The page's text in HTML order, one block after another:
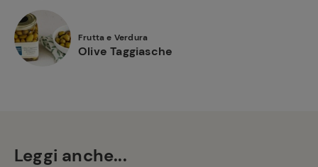
Frutta e Verdura
Olive Taggiasche
Leggi anche...